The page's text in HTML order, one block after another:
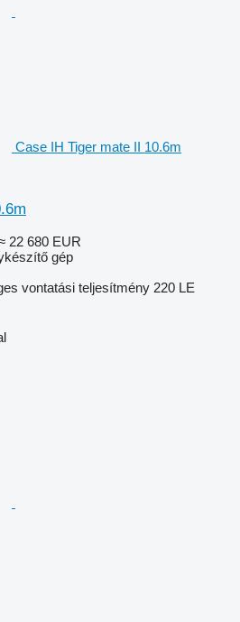
Case IH Tiger mate II 10.6m
22 680 EUR
gép
vontatási teljesítmény 220 LE